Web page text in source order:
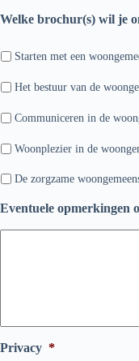
Welke brochur(s) wil je
Starten met een
Het bestuur van de
Communiceren in de
Woonplezier in de
De zorgzame
Eventuele opmerkingen
Privacy *